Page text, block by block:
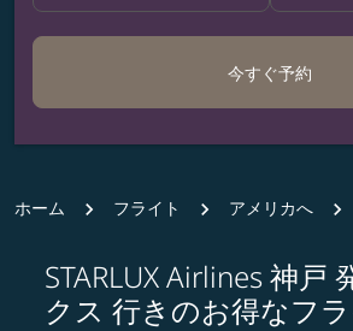
今すぐ予約
ホーム フライト アメリカへ
STARLUX Airlines 神戸
クス 行きのお得なフ
ルート (出発地および/または目的